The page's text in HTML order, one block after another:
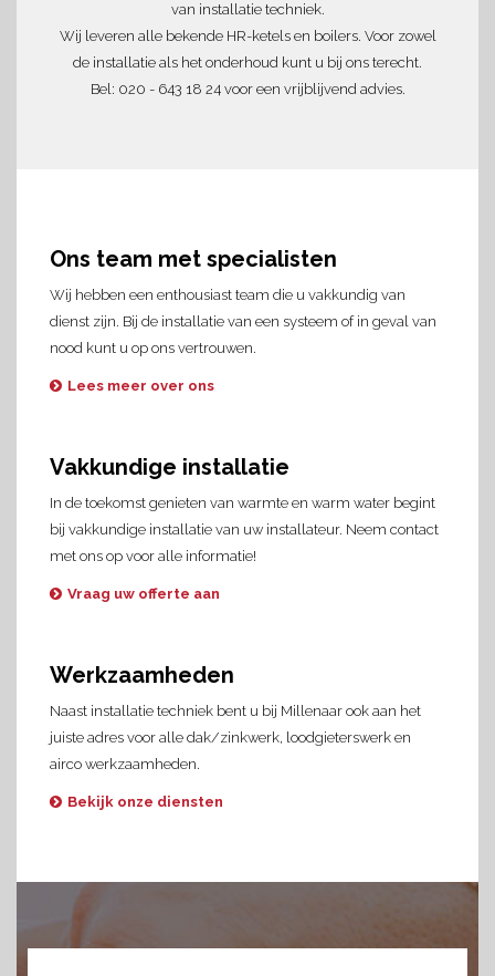
van installatie techniek.
Wij leveren alle bekende HR-ketels en boilers. Voor zowel
de installatie als het onderhoud kunt u bij ons terecht.
Bel: 020 - 643 18 24 voor een vrijblijvend advies.
Ons team met specialisten
Wij hebben een enthousiast team die u vakkundig van
dienst zijn. Bij de installatie van een systeem of in geval van
nood kunt u op ons vertrouwen.
Lees meer over ons
Vakkundige installatie
In de toekomst genieten van warmte en warm water begint
bij vakkundige installatie van uw installateur. Neem contact
met ons op voor alle informatie!
Vraag uw offerte aan
Werkzaamheden
Naast installatie techniek bent u bij Millenaar ook aan het
juiste adres voor alle dak/zinkwerk, loodgieterswerk en
airco werkzaamheden.
Bekijk onze diensten